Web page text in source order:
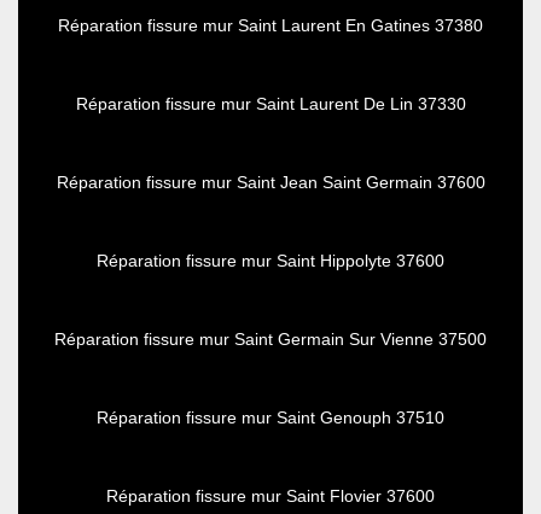
Réparation fissure mur Saint Laurent En Gatines 37380
Réparation fissure mur Saint Laurent De Lin 37330
Réparation fissure mur Saint Jean Saint Germain 37600
Réparation fissure mur Saint Hippolyte 37600
Réparation fissure mur Saint Germain Sur Vienne 37500
Réparation fissure mur Saint Genouph 37510
Réparation fissure mur Saint Flovier 37600